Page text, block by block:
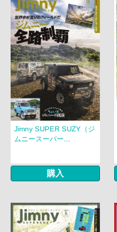
Jimny SUPER SUZY（ジ
ムニースーパー...
購入